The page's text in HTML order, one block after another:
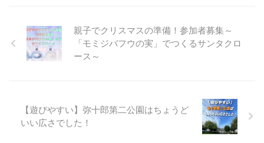
親子でクリスマスの準備！参加者募集～
「モミジバフウの実」でつくるサンタクロ
ース～
【遊びやすい】弥十郎第二公園はちょうど
いい広さでした！